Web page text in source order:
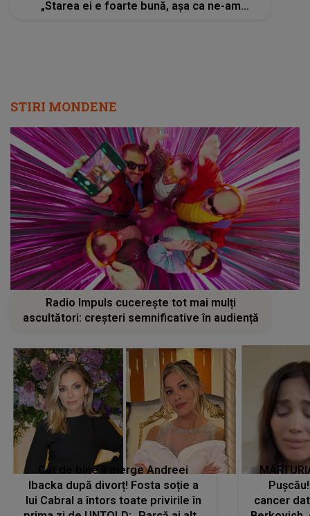
„Starea ei e foarte bună, așa ca ne-am
STIRI MONDENE
Radio Impuls cucerește tot mai mulți
ascultători: creșteri semnificative în audiență
Cât de bine îi merge Andreei
Ibacka după divorț! Fosta soție a
lui Cabral a întors toate privirile în
cancer